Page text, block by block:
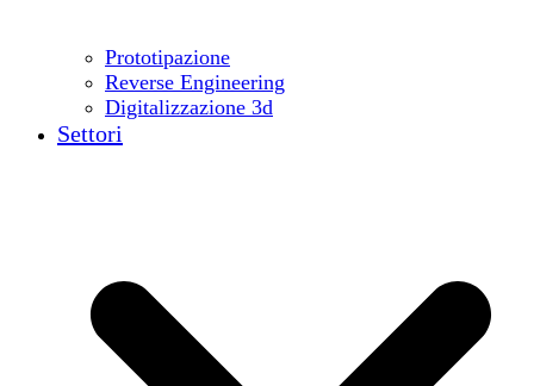
Prototipazione
Reverse Engineering
Digitalizzazione 3d
Settori